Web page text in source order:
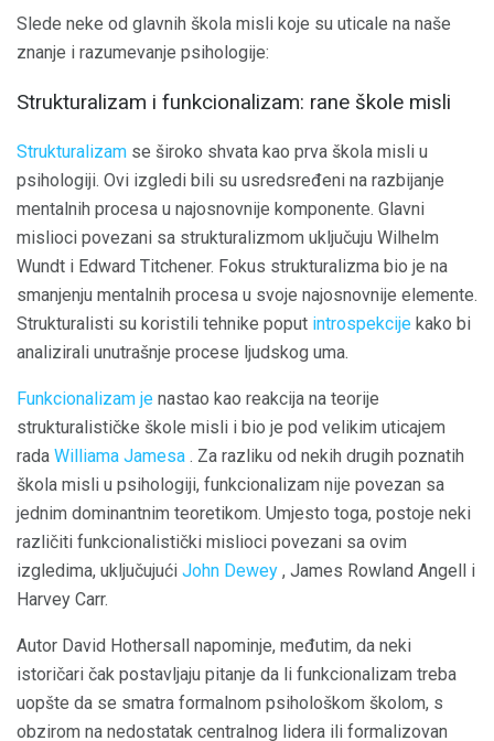
Slede neke od glavnih škola misli koje su uticale na naše
znanje i razumevanje psihologije:
Strukturalizam i funkcionalizam: rane škole misli
Strukturalizam se široko shvata kao prva škola misli u
psihologiji. Ovi izgledi bili su usredsređeni na razbijanje
mentalnih procesa u najosnovnije komponente. Glavni
mislioci povezani sa strukturalizmom uključuju Wilhelm
Wundt i Edward Titchener. Fokus strukturalizma bio je na
smanjenju mentalnih procesa u svoje najosnovnije elemente.
Strukturalisti su koristili tehnike poput introspekcije kako bi
analizirali unutrašnje procese ljudskog uma.
Funkcionalizam je nastao kao reakcija na teorije
strukturalističke škole misli i bio je pod velikim uticajem
rada Williama Jamesa . Za razliku od nekih drugih poznatih
škola misli u psihologiji, funkcionalizam nije povezan sa
jednim dominantnim teoretikom. Umjesto toga, postoje neki
različiti funkcionalistički mislioci povezani sa ovim
izgledima, uključujući John Dewey , James Rowland Angell i
Harvey Carr.
Autor David Hothersall napominje, međutim, da neki
istoričari čak postavljaju pitanje da li funkcionalizam treba
uopšte da se smatra formalnom psihološkom školom, s
obzirom na nedostatak centralnog lidera ili formalizovan